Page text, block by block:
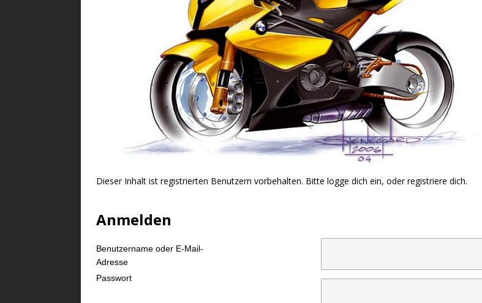
Dieser Inhalt ist registrierten Benutzern vorbehalten. Bitte logge dich ein, oder registriere dich.
Anmelden
Benutzername oder E-Mail-
Adresse
Passwort